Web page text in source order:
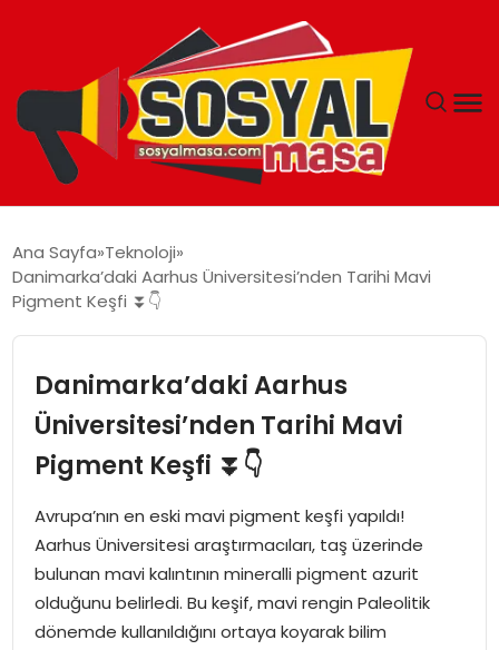
EKONOMI
TEKNOLOJI
EĞITIM
SPOR
GÜNDEM
MAGAZIN
Ana Sayfa Teknoloji
Danimarka’daki Aarhus Üniversitesi’nden Tarihi Mavi
Pigment Keşfi ⏬👇
Danimarka’daki Aarhus
Üniversitesi’nden Tarihi Mavi
Pigment Keşfi ⏬👇
Avrupa’nın en eski mavi pigment keşfi yapıldı!
Aarhus Üniversitesi araştırmacıları, taş üzerinde
bulunan mavi kalıntının mineralli pigment azurit
olduğunu belirledi. Bu keşif, mavi rengin Paleolitik
dönemde kullanıldığını ortaya koyarak bilim